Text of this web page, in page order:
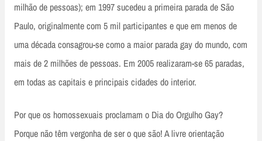
milhão de pessoas); em 1997 sucedeu a primeira parada de São
Paulo, originalmente com 5 mil participantes e que em menos de
uma década consagrou-se como a maior parada gay do mundo, com
mais de 2 milhões de pessoas. Em 2005 realizaram-se 65 paradas,
em todas as capitais e principais cidades do interior.
Por que os homossexuais proclamam o Dia do Orgulho Gay?
Porque não têm vergonha de ser o que são! A livre orientação